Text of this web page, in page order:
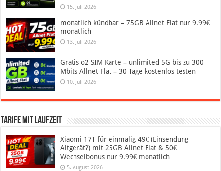
15. Juli 2026
monatlich kündbar – 75GB Allnet Flat nur 9.99€
monatlich
13. Juli 2026
Gratis o2 SIM Karte – unlimited 5G bis zu 300
Mbits Allnet Flat – 30 Tage kostenlos testen
10. Juli 2026
Tarife mit Laufzeit
Xiaomi 17T für einmalig 49€ (Einsendung
Altgerät?) mit 25GB Allnet Flat & 50€
Wechselbonus nur 9.99€ monatlich
5. August 2026